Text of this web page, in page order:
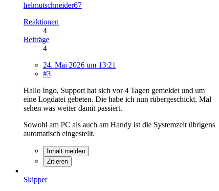
helmutschneider67
Reaktionen
4
Beiträge
4
24. Mai 2026 um 13:21
#3
Hallo Ingo, Support hat sich vor 4 Tagen gemeldet und um
eine Logdatei gebeten. Die habe ich nun rübergeschickt. Mal
sehen was weiter damit passiert.
Sowohl am PC als auch am Handy ist die Systemzeit übrigens
automatisch eingestellt.
Inhalt melden
Zitieren
Skipper